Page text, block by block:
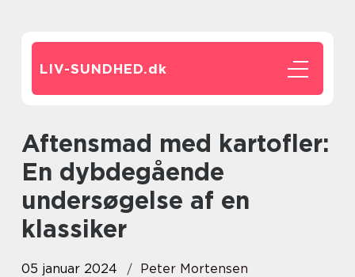
LIV-SUNDHED.dk
Aftensmad med kartofler:
En dybdegående
undersøgelse af en
klassiker
05 januar 2024
Peter Mortensen